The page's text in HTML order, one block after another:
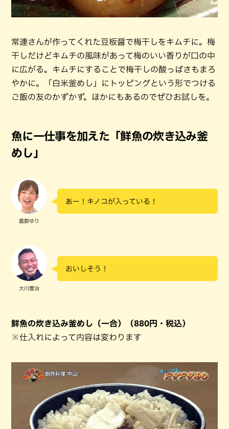
常連さんが作ってくれた豆板醤で梅干しをキムチに。梅
干しだけどキムチの風味があって梅のいい香りが口の中
に広がる。キムチにすることで梅干しの酸っぱさもまろ
やかに。「白米釜めし」にトッピングという形でつける
ご飯の友のかずかず。ほかにもあるのでぜひお試しを。
魚に一仕事を加えた「鮮魚の炊き込み釜
めし」
嘉数ゆり
あー！キノコが入っている！
大川豊治
おいしそう！
鮮魚の炊き込み釜めし（一合）（880円・税込）
※仕入れによって内容は変わります